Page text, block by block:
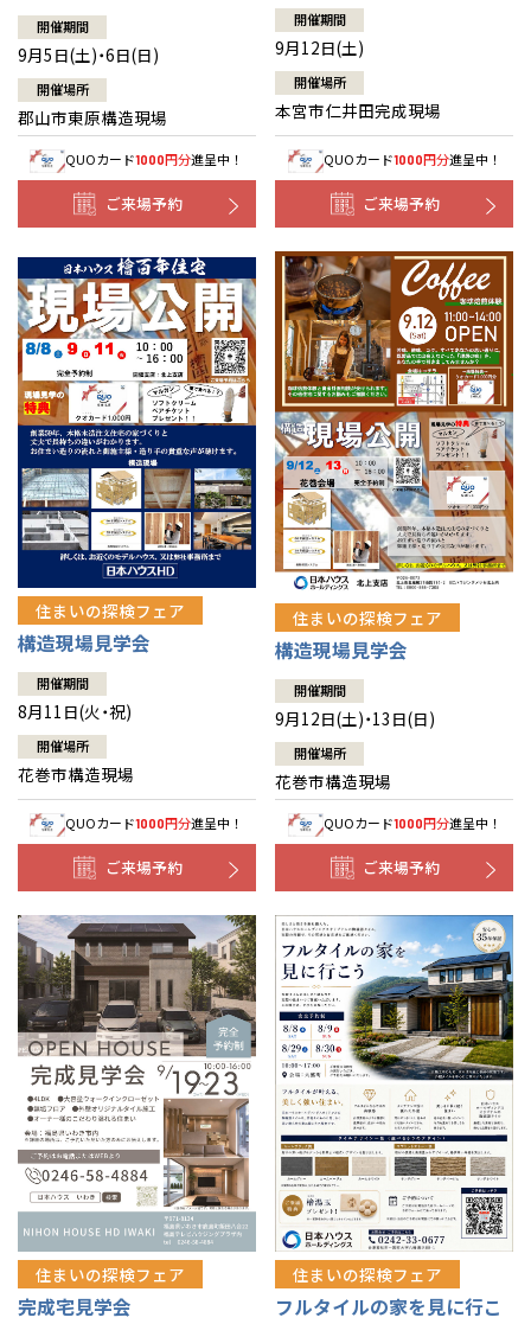
開催期間
9月5日(土)・6日(日)
開催場所
郡山市東原構造現場
QUOカード1000円分進呈中！
ご来場予約
開催期間
9月12日(土)
開催場所
本宮市仁井田完成現場
QUOカード1000円分進呈中！
ご来場予約
住まいの探検フェア
構造現場見学会
開催期間
8月11日(火・祝)
開催場所
花巻市構造現場
QUOカード1000円分進呈中！
ご来場予約
住まいの探検フェア
構造現場見学会
開催期間
9月12日(土)・13日(日)
開催場所
花巻市構造現場
QUOカード1000円分進呈中！
ご来場予約
住まいの探検フェア
完成宅見学会
住まいの探検フェア
フルタイルの家を見に行こ